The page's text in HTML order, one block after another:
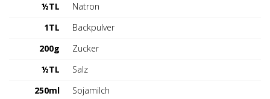
½TL
Natron
1TL
Backpulver
200g
Zucker
½TL
Salz
250ml
Sojamilch